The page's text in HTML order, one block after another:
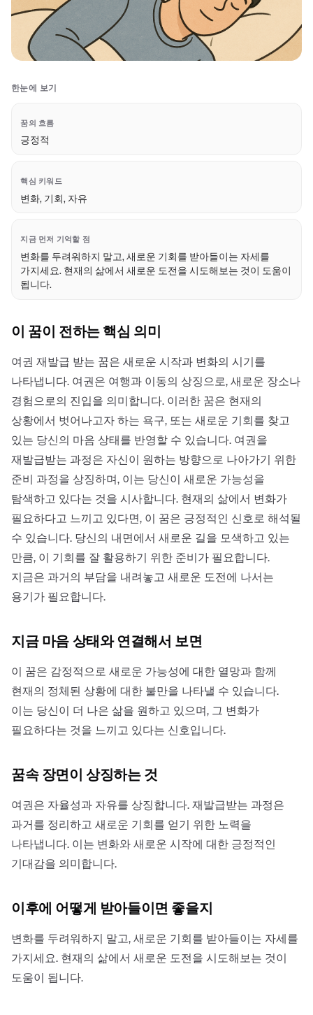
한눈에 보기
꿈의 흐름
긍정적
핵심 키워드
변화, 기회, 자유
지금 먼저 기억할 점
변화를 두려워하지 말고, 새로운 기회를 받아들이는 자세를
가지세요. 현재의 삶에서 새로운 도전을 시도해보는 것이 도움이
됩니다.
이 꿈이 전하는 핵심 의미
여권 재발급 받는 꿈은 새로운 시작과 변화의 시기를
나타냅니다. 여권은 여행과 이동의 상징으로, 새로운 장소나
경험으로의 진입을 의미합니다. 이러한 꿈은 현재의
상황에서 벗어나고자 하는 욕구, 또는 새로운 기회를 찾고
있는 당신의 마음 상태를 반영할 수 있습니다. 여권을
재발급받는 과정은 자신이 원하는 방향으로 나아가기 위한
준비 과정을 상징하며, 이는 당신이 새로운 가능성을
탐색하고 있다는 것을 시사합니다. 현재의 삶에서 변화가
필요하다고 느끼고 있다면, 이 꿈은 긍정적인 신호로 해석될
수 있습니다. 당신의 내면에서 새로운 길을 모색하고 있는
만큼, 이 기회를 잘 활용하기 위한 준비가 필요합니다.
지금은 과거의 부담을 내려놓고 새로운 도전에 나서는
용기가 필요합니다.
지금 마음 상태와 연결해서 보면
이 꿈은 감정적으로 새로운 가능성에 대한 열망과 함께
현재의 정체된 상황에 대한 불만을 나타낼 수 있습니다.
이는 당신이 더 나은 삶을 원하고 있으며, 그 변화가
필요하다는 것을 느끼고 있다는 신호입니다.
꿈속 장면이 상징하는 것
여권은 자율성과 자유를 상징합니다. 재발급받는 과정은
과거를 정리하고 새로운 기회를 얻기 위한 노력을
나타냅니다. 이는 변화와 새로운 시작에 대한 긍정적인
기대감을 의미합니다.
이후에 어떻게 받아들이면 좋을지
변화를 두려워하지 말고, 새로운 기회를 받아들이는 자세를
가지세요. 현재의 삶에서 새로운 도전을 시도해보는 것이
도움이 됩니다.